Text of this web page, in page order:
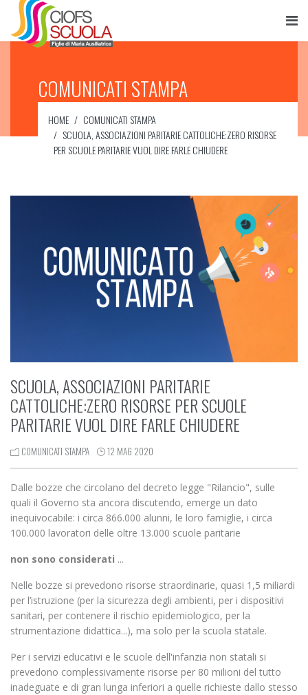
COMUNICATI STAMPA
HOME
COMUNICATI STAMPA
SCUOLA, ASSOCIAZIONI PARITARIE CATTOLICHE:ZERO RISORSE
PER SCUOLE PARITARIE VUOL DIRE FARLE CHIUDERE
SCUOLA, ASSOCIAZIONI PARITARIE
CATTOLICHE:ZERO RISORSE PER SCUOLE
PARITARIE VUOL DIRE FARLE CHIUDERE
COMUNICATI STAMPA 12 MAG 2020
Dalle bozze che circolano del decreto legge "Rilancio", sulle
quali il Governo sta ancora discutendo, emerge un dato
inequivocabile: i circa 866.000 alunni, le loro famiglie, i circa
100.000 lavoratori delle oltre 13.000 scuole paritarie
non sono considerati ...
Nelle bozze si prevedono risorse straordinarie, quasi 1,5 miliardi
per l’istruzione (per la sicurezza degli ambienti, per i dispositivi
sanitari, per contenere il rischio epidemiologico, per la
strumentazione didattica...), ma solo per la scuola statale.
Per i servizi educativi e le scuole dell'infanzia non statali si
prevedono complessivamente risorse per 80 milioni del tutto
inadeguate e di gran lunga inferiori a quelle richieste dallo stesso